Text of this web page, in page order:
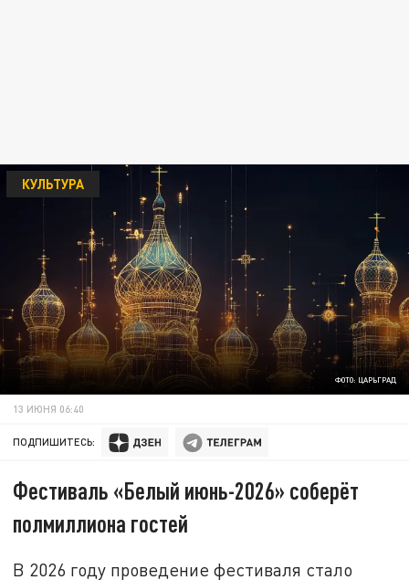
ФОТО: ЦАРЬГРАД
КУЛЬТУРА
13 ИЮНЯ 06:40
ПОДПИШИТЕСЬ:
Фестиваль «Белый июнь-2026» соберёт
полмиллиона гостей
В 2026 году проведение фестиваля стало